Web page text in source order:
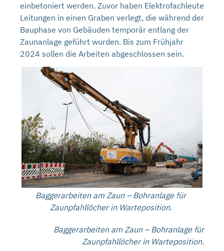
einbetoniert werden. Zuvor haben Elektrofachleute
Leitungen in einen Graben verlegt, die während der
Bauphase von Gebäuden temporär entlang der
Zaunanlage geführt wurden. Bis zum Frühjahr
2024 sollen die Arbeiten abgeschlossen sein.
Baggerarbeiten am Zaun – Bohranlage für
Zaunpfahllöcher in Warteposition.
Baggerarbeiten am Zaun – Bohranlage für
Zaunpfahllöcher in Warteposition.